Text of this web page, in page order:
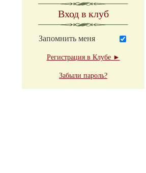
Вход в клуб
Запомнить меня
Регистрация в Клубе ►
Забыли пароль?